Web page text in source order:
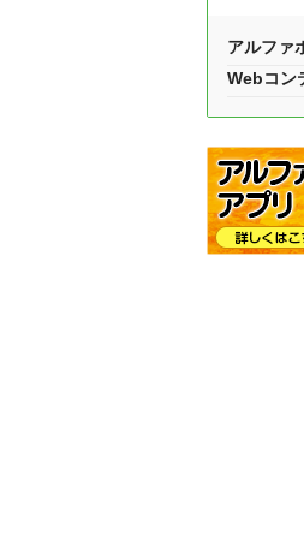
アルファ
Webコン